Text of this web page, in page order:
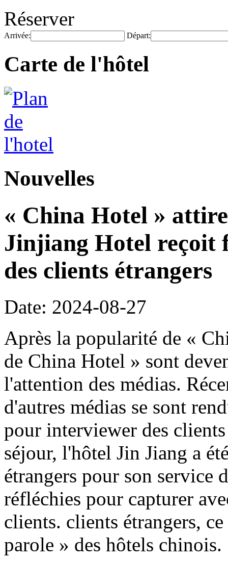
Réserver
Arrivée: Départ:
Carte de l'hôtel
Nouvelles
« China Hotel »
Jinjiang Hotel reçoit
des clients étrangers
Date: 2024-08-27
Après la popularité de «
de China Hotel » sont
l'attention des médias.
d'autres médias se sont
pour interviewer des
séjour, l'hôtel Jin Jiang a
étrangers pour son service
réfléchies pour capturer
clients. clients étrangers,
parole » des hôtels chinois.